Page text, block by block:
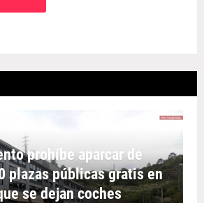
prohíbe aparcar de
plazas públicas gratis en
se dejan coches